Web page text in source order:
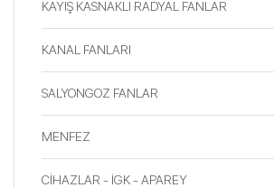
KAYIŞ KASNAKLI RADYAL FANLAR
KANAL FANLARI
SALYONGOZ FANLAR
MENFEZ
CİHAZLAR - İGK - APAREY